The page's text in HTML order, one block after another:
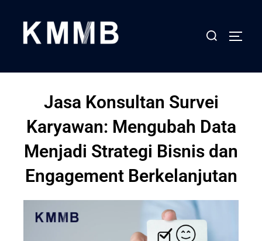
Jasa Konsultan Survei
Karyawan: Mengubah Data
Menjadi Strategi Bisnis dan
Engagement Berkelanjutan